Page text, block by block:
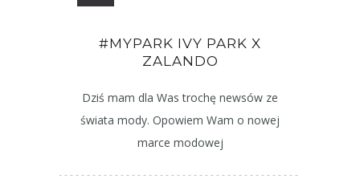
#MYPARK IVY PARK X
ZALANDO
Dziś mam dla Was trochę newsów ze
świata mody. Opowiem Wam o nowej
marce modowej